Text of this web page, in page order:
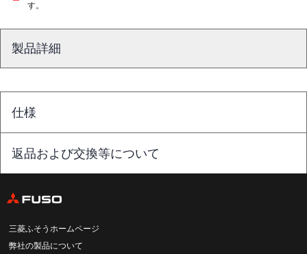
す。
製品詳細
仕様
返品および交換等について
三菱ふそうホームページ
弊社の製品について